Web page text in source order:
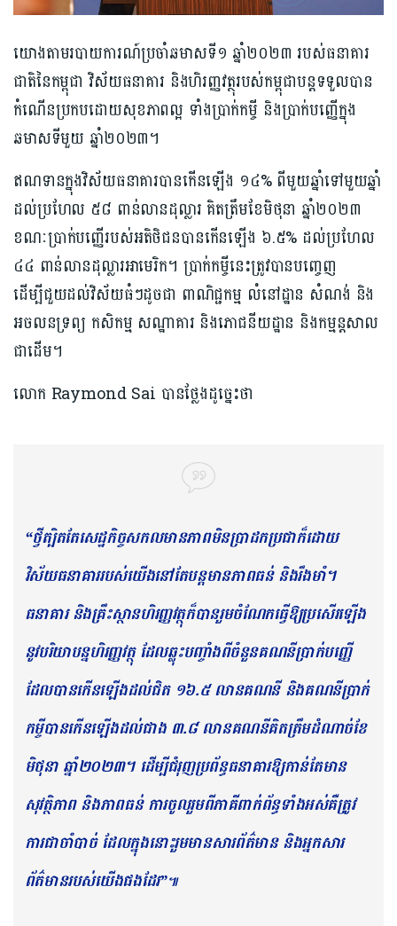
យោងតាមរបាយការណ៍ប្រចាំឆមាសទី១ ឆ្នាំ២០២៣ របស់ធនាគារ
ជាតិនៃកម្ពុជា វិស័យធនាគារ និងហិរញ្ញវត្ថុរបស់កម្ពុជាបន្តទទួលបាន
កំណើនប្រកបដោយសុខភាពល្អ ទាំងប្រាក់កម្ចី និងប្រាក់បញ្ញើក្នុង
ឆមាសទីមួយ ឆ្នាំ២០២៣។
ឥណទានក្នុងវិស័យធនាគារបានកើនឡើង ១៤% ពីមួយឆ្នាំទៅមួយឆ្នាំ
ដល់ប្រហែល ៥៨ ពាន់លានដុល្លារ គិតត្រឹមខែមិថុនា ឆ្នាំ២០២៣
ខណៈប្រាក់បញ្ញើរបស់អតិថិជនបានកើនឡើង ៦.៥% ដល់ប្រហែល
៤៤ ពាន់លានដុល្លារអាមេរិក។ ប្រាក់កម្ចីនេះត្រូវបានបញ្ចេញ
ដើម្បីជួយដល់វិស័យធំៗដូចជា ពាណិជ្ជកម្ម លំនៅដ្ឋាន សំណង់ និង
អចលនទ្រព្យ កសិកម្ម សណ្ឋាគារ និងភោជនីយដ្ឋាន និងកម្មន្តសាល
ជាដើម។
លោក Raymond Sai បានថ្លែងដូច្នេះថា
“ថ្វីត្បិតតែសេដ្ឋកិច្ចសកលមានភាពមិនប្រាដកប្រជាក៏ដោយ
វិស័យធនាគាររបស់យើងនៅតែបន្តមានភាពធន់ និងរឹងមាំ។
ធនាគារ និងគ្រឹះស្ថានហិរញ្ញវត្ថុក៏បានរួមចំណែកធ្វើឱ្យប្រសើរឡើង
នូវបរិយាបន្នហិរញ្ញវត្ថុ ដែលឆ្លុះបញ្ចាំងពីចំនួនគណនីប្រាក់បញ្ញើ
ដែលបានកើនឡើងដល់ជិត ១៦.៥ លានគណនី និងគណនីប្រាក់
កម្ចីបានកើនឡើងដល់ជាង ៣.៨ លានគណនីគិតត្រឹមដំណាច់ខែ
មិថុនា ឆ្នាំ២០២៣។ ដើម្បីជំរុញប្រព័ន្ធធនាគារឱ្យកាន់តែមាន
សុវត្ថិភាព និងភាពធន់ ការចូលរួមពីភាគីពាក់ព័ន្ធទាំងអស់គឺត្រូវ
ការជាចាំបាច់ ដែលក្នុងនោះរួមមានសារព័ត៌មាន និងអ្នកសារ
ព័ត៌មានរបស់យើងផងដែរ”៕